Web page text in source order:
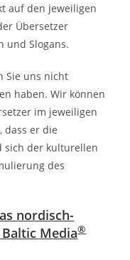
auf den jeweiligen
Übersetzer
und Slogans.
Sie uns nicht
haben. Wir können
im jeweiligen
dass er die
sich der kulturellen
des
nordisch-
Media®